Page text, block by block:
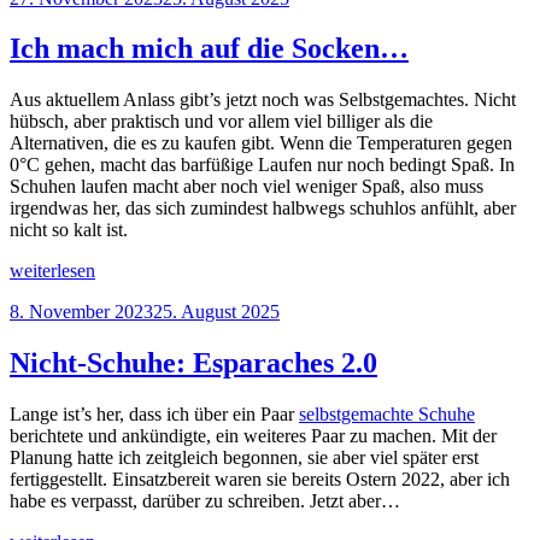
draus“
Ich mach mich auf die Socken…
Aus aktuellem Anlass gibt’s jetzt noch was Selbstgemachtes. Nicht
hübsch, aber praktisch und vor allem viel billiger als die
Alternativen, die es zu kaufen gibt. Wenn die Temperaturen gegen
0°C gehen, macht das barfüßige Laufen nur noch bedingt Spaß. In
Schuhen laufen macht aber noch viel weniger Spaß, also muss
irgendwas her, das sich zumindest halbwegs schuhlos anfühlt, aber
nicht so kalt ist.
„Ich
mich
die
Socken…“
weiterlesen
Veröffentlicht
8. November 202325. August 2025
Nicht-Schuhe: Esparaches 2.0
Lange ist’s her, dass ich über ein Paarselbstgemachte Schuhe
berichtete und ankündigte, ein weiteres Paar zu machen. Mit der
Planung hatte ich zeitgleich begonnen, sie aber viel später erst
fertiggestellt. Einsatzbereit waren sie bereits Ostern 2022, aber ich
habe es verpasst, darüber zu schreiben. Jetzt aber…